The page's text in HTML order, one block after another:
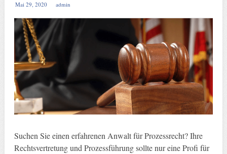
Mai 29, 2020 admin
Suchen Sie einen erfahrenen Anwalt für Prozessrecht? Ihre
Rechtsvertretung und Prozessführung sollte nur eine Profi für